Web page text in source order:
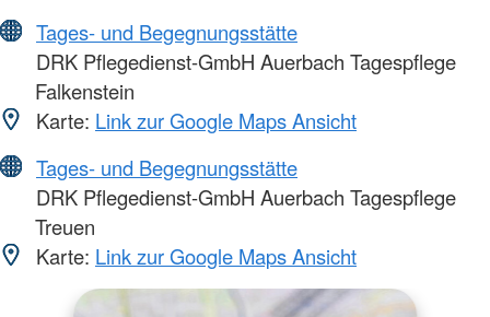
Tages- und Begegnungsstätte
DRK Pflegedienst-GmbH Auerbach Tagespflege
Falkenstein
Karte: Link zur Google Maps Ansicht
Tages- und Begegnungsstätte
DRK Pflegedienst-GmbH Auerbach Tagespflege
Treuen
Karte: Link zur Google Maps Ansicht